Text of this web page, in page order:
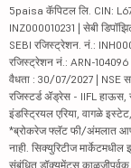
5paisa कॅपिटल लि. CIN:
INZ000010231 | सेबी
SEBI रजिस्ट्रेशन. नं.:
रजिस्ट्रेशन नं.: ARN-104096
वैधता : 30/07/2027 | NSE
रजिस्टर्ड ॲड्रेस - IIFL हाऊस,
इंडस्ट्रियल एरिया, वागळे
*ब्रोकरेज फ्लॅट फी/अंमलात
नाही. सिक्युरिटीज मार्केटमधील
संबंधित डॉक्युमेंट्स काळजीपूर्वक